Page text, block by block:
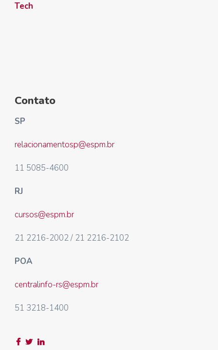
Tech
Contato
SP
relacionamentosp@espm.br
11 5085-4600
RJ
cursos@espm.br
21 2216-2002 / 21 2216-2102
POA
centralinfo-rs@espm.br
51 3218-1400